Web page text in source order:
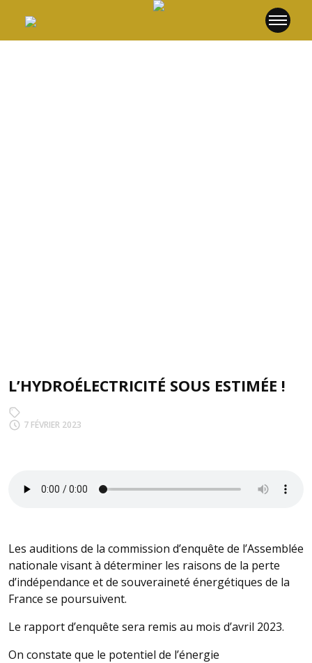
L’HYDROÉLECTRICITÉ SOUS ESTIMÉE !
7 FÉVRIER 2023
Les auditions de la commission d’enquête de l’Assemblée
nationale visant à déterminer les raisons de la perte
d’indépendance et de souveraineté énergétiques de la
France se poursuivent.
Le rapport d’enquête sera remis au mois d’avril 2023.
On constate que le potentiel de l’énergie